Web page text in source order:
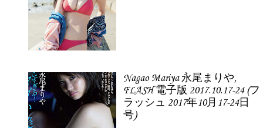
Nagao Mariya 永尾まりや,
FLASH 電子版 2017.10.17-24 (フ
ラッシュ 2017年10月17-24日
号)